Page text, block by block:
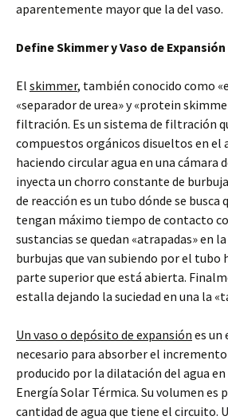
aparentemente mayor que la del vaso.
Define Skimmer y Vaso de
El skimmer, también conocido como
«separador de urea» y «protein
filtración. Es un sistema de filtración
compuestos orgánicos disueltos en el
haciendo circular agua en una cámara
inyecta un chorro constante de
de reacción es un tubo dónde se busca
tengan máximo tiempo de contacto
sustancias se quedan «atrapadas» en
burbujas que van subiendo por el tubo
parte superior que está abierta.
estalla dejando la suciedad en una la
Un vaso o depósito de expansión es un
necesario para absorber el
producido por la dilatación del agua
Energía Solar Térmica. Su volumen es
cantidad de agua que tiene el circuito.